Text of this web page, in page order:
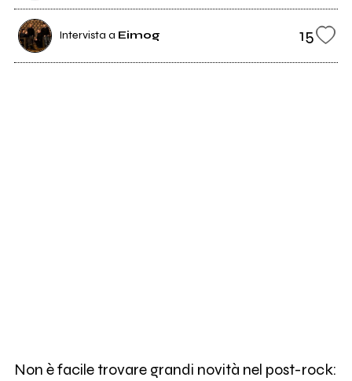
Intervista a Eimog 15
Non è facile trovare grandi novità nel post-rock: